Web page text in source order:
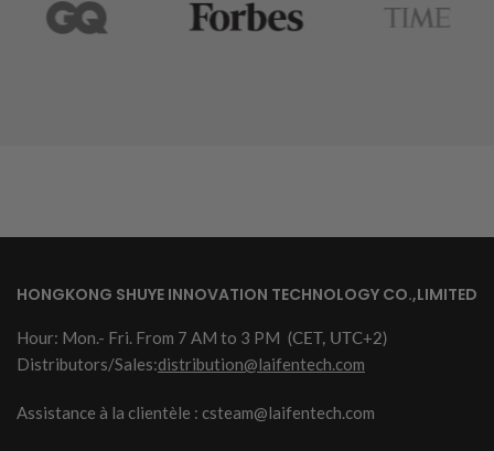
HONGKONG SHUYE INNOVATION TECHNOLOGY CO.,LIMITED
Hour: Mon.- Fri. From 7 AM to 3 PM (CET, UTC+2)
Distributors/Sales:distribution@laifentech.com
Assistance à la clientèle : csteam@laifentech.com